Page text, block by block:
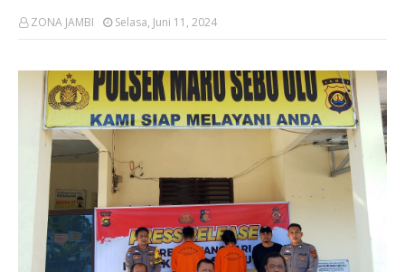
ZONA JAMBI Selasa, Juni 11, 2024